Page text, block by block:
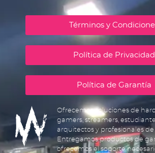
Términos y
Política de Privacidad
Política de Garantía
Ofrecemos soluciones de
gamers, streamers,
arquitectos y profesionales de
Entregamos productos de
ofrecemos el soporte